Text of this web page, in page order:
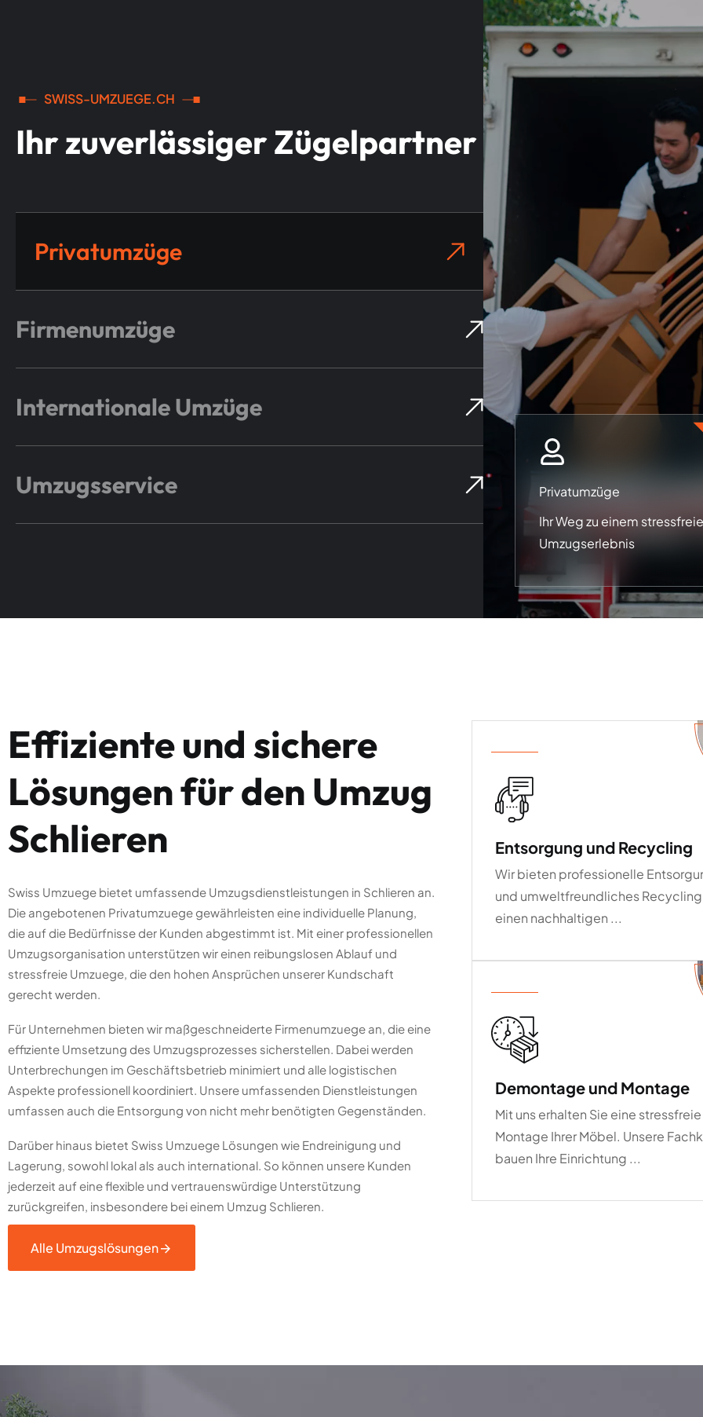
SWISS-UMZUEGE.CH
Ihr zuverlässiger Zügelpartner
Privatumzüge
Firmenumzüge
Internationale Umzüge
Umzugsservice
Privatumzüge
Ihr Weg zu einem
Umzugserlebnis
Effiziente und sichere
Lösungen für den Umzug
Schlieren
Swiss Umzuege bietet umfassende Umzugsdienstleistungen in Schlieren an.
Die angebotenen Privatumzuege gewährleisten eine individuelle Planung,
die auf die Bedürfnisse der Kunden abgestimmt ist. Mit einer professionellen
Umzugsorganisation unterstützen wir einen reibungslosen Ablauf und
stressfreie Umzuege, die den hohen Ansprüchen unserer Kundschaft
gerecht werden.
Für Unternehmen bieten wir maßgeschneiderte Firmenumzuege an, die eine
effiziente Umsetzung des Umzugsprozesses sicherstellen. Dabei werden
Unterbrechungen im Geschäftsbetrieb minimiert und alle logistischen
Aspekte professionell koordiniert. Unsere umfassenden Dienstleistungen
umfassen auch die Entsorgung von nicht mehr benötigten Gegenständen.
Darüber hinaus bietet Swiss Umzuege Lösungen wie Endreinigung und
Lagerung, sowohl lokal als auch international. So können unsere Kunden
jederzeit auf eine flexible und vertrauenswürdige Unterstützung
zurückgreifen, insbesondere bei einem Umzug Schlieren.
Alle Umzugslösungen
Entsorgung und Recycling
Wir bieten professionelle
und umweltfreundliches
einen nachhaltigen ...
Demontage und Montage
Mit uns erhalten Sie eine stressfreie
Montage Ihrer Möbel. Unsere
bauen Ihre Einrichtung ...